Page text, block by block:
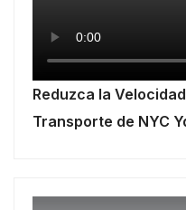
Reduzca la
Transporte de NYC